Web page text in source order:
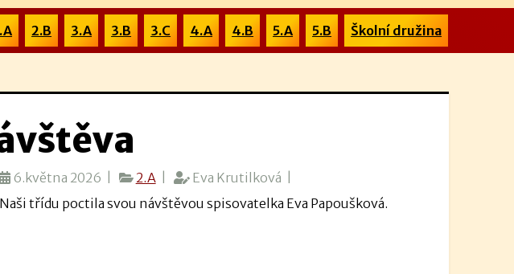
2.B 3.A 3.B 3.C 4.A 4.B 5.A 5.B Školní družina
6.května 2026 | 2.A
Eva Krutilková |
Naši třídu poctila svou návštěvou spisovatelka Eva Papoušková.